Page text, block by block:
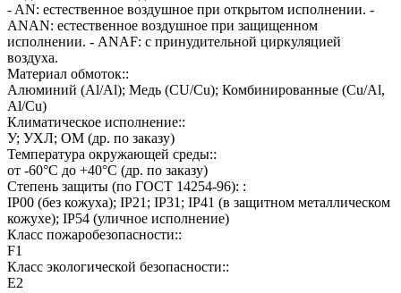
- AN: естественное воздушное при открытом исполнении. -
ANAN: естественное воздушное при защищенном
исполнении. - ANAF: с принудительной циркуляцией
воздуха.
Материал обмоток::
Алюминий (Al/Al); Медь (CU/Cu); Комбинированные (Cu/Al,
Al/Cu)
Климатическое исполнение::
У; УХЛ; ОМ (др. по заказу)
Температура окружающей среды::
от -60°C до +40°C (др. по заказу)
Степень защиты (по ГОСТ 14254-96): :
IP00 (без кожуха); IP21; IP31; IP41 (в защитном металлическом
кожухе); IP54 (уличное исполнение)
Класс пожаробезопасности::
F1
Класс экологической безопасности::
E2